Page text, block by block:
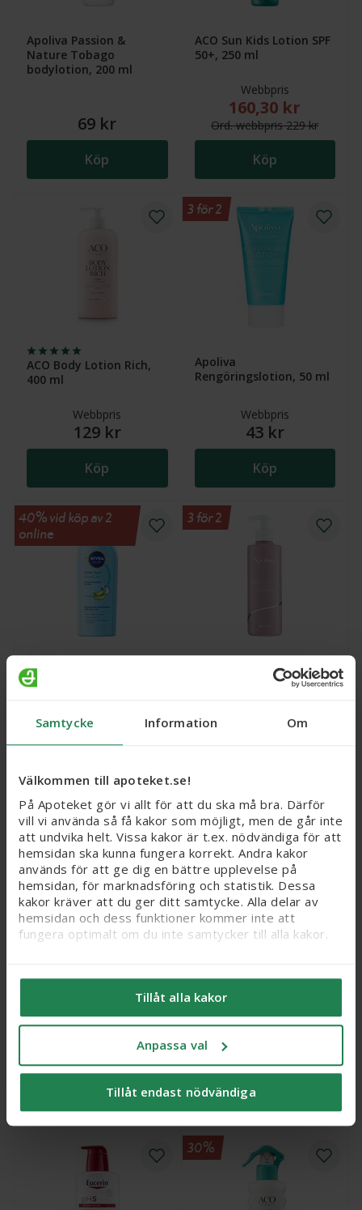
Samtycke Information Om
Välkommen till apoteket.se!
På Apoteket gör vi allt för att du ska må bra. Därför
vill vi använda så få kakor som möjligt, men de går inte
att undvika helt. Vissa kakor är t.ex. nödvändiga för att
hemsidan ska kunna fungera korrekt. Andra kakor
används för att ge dig en bättre upplevelse på
hemsidan, för marknadsföring och statistik. Dessa
kakor kräver att du ger ditt samtycke. Alla delar av
hemsidan och dess funktioner kommer inte att
fungera optimalt om du inte samtycker till alla kakor.
komma att behandlas genom kakor, eftersom vi bl. a.
säljer integritetskänsliga produkter som receptfria
läkemedel och produkter relaterade till hälsostatus
och sex. När du samtycker till kakor samtycker du
också till att känsliga personuppgifter kan behandlas
för samma ändamål.
Du kan ändra/dra tillbaka ditt samtycke och läsa mer
om vilka kakor vi använder under ’Anpassa val’. Läs
mer om kakorhär.
Tillåt alla kakor
Anpassa val
Tillåt endast nödvändiga
Apoliva Passion &
Nature Tobago
bodylotion, 200 ml
69 kr
Köp
ACO Sun Kids Lotion SPF
50+, 250 ml
Webbpris
Nytt reducerat
160,30 kr
Ord.webbpris229 kr
Köp
ACO Body Lotion Rich,
400 ml
Webbpris
129 kr
Köp
Apoliva
Rengöringslotion, 50 ml
Webbpris
43 kr
Köp
3 för 2
NIVEA Moisturising After
Sun Lotion, 200 ml
Webbpris
80 kr
Köp
40% vid köp av 2
online
Apoliva Bodylotion,
parfymerad, 400 ml
3 för 2
Cetaphil Facial Lotion,
Webbpris
Nytt reducerat pris: 104,25 kr. Ordinarie webbpris
Ord.webbpris139 kr
Köp
25% medlem
Apoteket After Sun
lotion, 150 ml
Webbpris
Ord.webbpris99 kr
Köp
50%
30%